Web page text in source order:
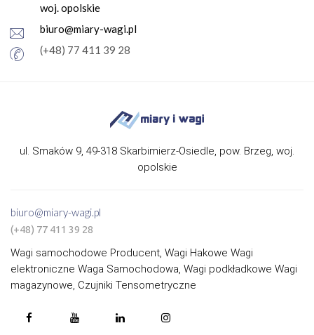
woj. opolskie
biuro@miary-wagi.pl
(+48) 77 411 39 28
ul. Smaków 9, 49-318 Skarbimierz-Osiedle, pow. Brzeg, woj.
opolskie
biuro@miary-wagi.pl
(+48) 77 411 39 28
Wagi samochodowe Producent, Wagi Hakowe Wagi
elektroniczne Waga Samochodowa, Wagi podkładkowe Wagi
magazynowe, Czujniki Tensometryczne